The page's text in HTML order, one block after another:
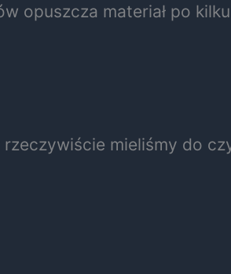
opuszcza materiał po
mieliśmy do